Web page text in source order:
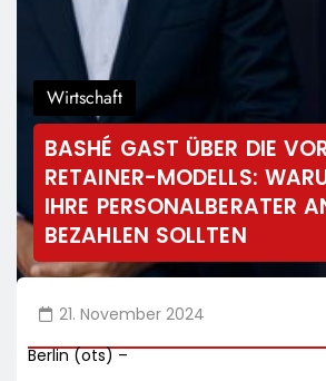
Wirtschaft
BASHÉ GAST ÜBER DIE
RETAINER-MODELLS:
IHRE PERSONALBERATER
BEZAHLEN SOLLTEN
21. November 2024
Berlin (ots) –